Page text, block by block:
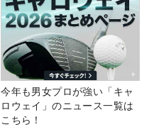
今年も男女プロが強い「キャ
ロウェイ」のニュース一覧は
こちら！